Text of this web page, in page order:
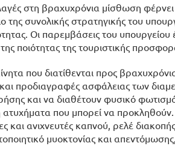
στη βραχυχρόνια μίσθωση
της συνολικής στρατηγικής του
Οι παρεμβάσεις του
ποιότητας της τουριστικής
που διατίθενται προς
προδιαγραφές ασφάλειας των
και να διαθέτουν φυσικό
ατυχήματα που μπορεί να
ανιχνευτές καπνού, ρελέ
μυοκτονίας και